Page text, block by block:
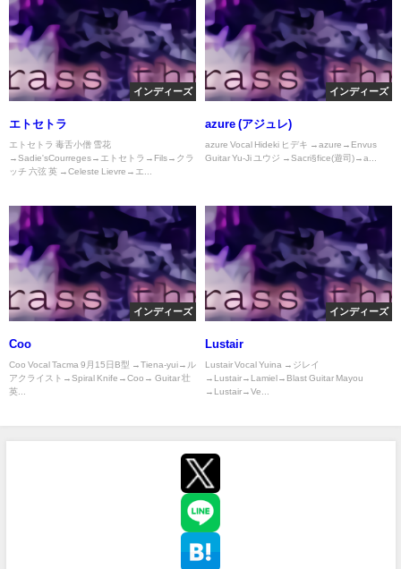
インディーズ
エトセトラ
エトセトラ 毒舌小僧 雪花
→Sadie'sCourreges→エトセトラ→Fils→クラ
ッチ 六弦 英 →Celeste Lievre→エ...
インディーズ
azure (アジュレ)
azure Vocal Hideki ヒデキ →azure→Envus
Guitar Yu-Ji ユウジ →Sacri§fice(遊司)→a...
インディーズ
Coo
Coo Vocal Tacma 9月15日B型 →Tiena-yui→ル
アクライスト→Spiral Knife→Coo→ Guitar 壮
英...
インディーズ
Lustair
Lustair Vocal Yuina →ジレイ
→Lustair→Lamiel→Blast Guitar Mayou
→Lustair→Ve...